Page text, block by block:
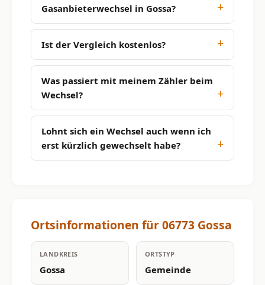
Gasanbieterwechsel in Gossa?
Ist der Vergleich kostenlos?
Was passiert mit meinem Zähler beim
Wechsel?
Lohnt sich ein Wechsel auch wenn ich
erst kürzlich gewechselt habe?
Ortsinformationen für 06773 Gossa
LANDKREIS
Gossa
ORTSTYP
Gemeinde